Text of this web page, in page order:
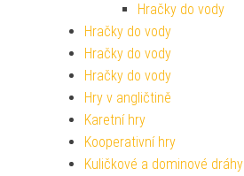
Hračky do vody
Hračky do vody
Hračky do vody
Hračky do vody
Hry v angličtině
Karetní hry
Kooperativní hry
Kuličkové a dominové dráhy